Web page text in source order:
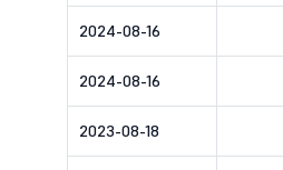
2024-08-16
2024-08-16
2023-08-18